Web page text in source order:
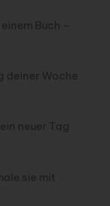
Buch –
deiner Woche
neuer Tag
sie mit